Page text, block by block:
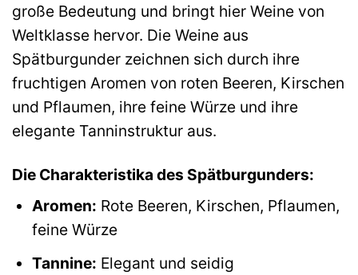
große Bedeutung und bringt hier Weine von
Weltklasse hervor. Die Weine aus
Spätburgunder zeichnen sich durch ihre
fruchtigen Aromen von roten Beeren, Kirschen
und Pflaumen, ihre feine Würze und ihre
elegante Tanninstruktur aus.
Die Charakteristika des Spätburgunders:
Aromen: Rote Beeren, Kirschen, Pflaumen,
feine Würze
Tannine: Elegant und seidig